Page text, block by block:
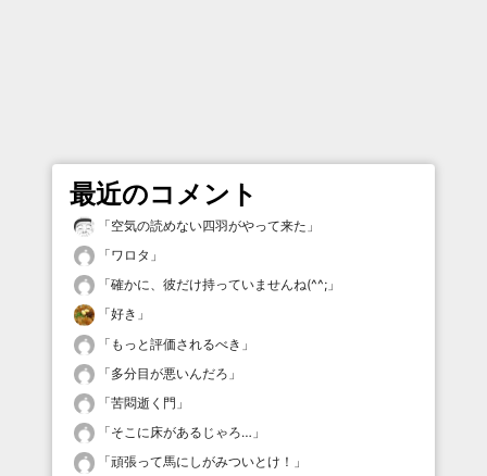
最近のコメント
「空気の読めない四羽がやって来た 」
「ワロタ 」
「確かに、彼だけ持っていませんね(^^; 」
「好き 」
「 もっと評価されるべき 」
「多分目が悪いんだろ 」
「苦悶逝く門 」
「そこに床があるじゃろ… 」
「頑張って馬にしがみついとけ！ 」